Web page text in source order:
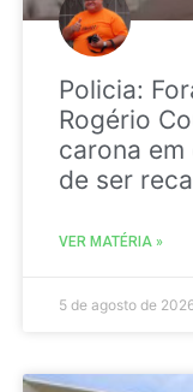
Policia:
Rogério
carona
de ser
VER MATÉRIA »
5 de agosto de